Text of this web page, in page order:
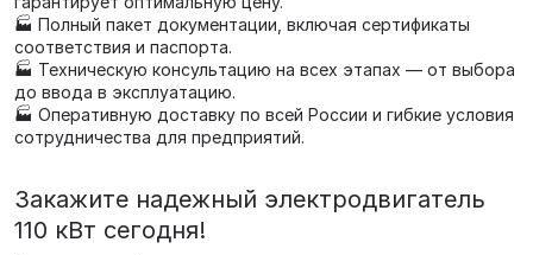
🏭 Полный пакет документации, включая сертификаты
соответствия и паспорта.
🏭 Техническую консультацию на всех этапах — от выбора
до ввода в эксплуатацию.
🏭 Оперативную доставку по всей России и гибкие условия
сотрудничества для предприятий.
Закажите надежный электродвигатель
110 кВт сегодня!